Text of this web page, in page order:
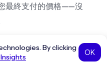
By clicking
OK
最終支付的價格——沒
我的Travel